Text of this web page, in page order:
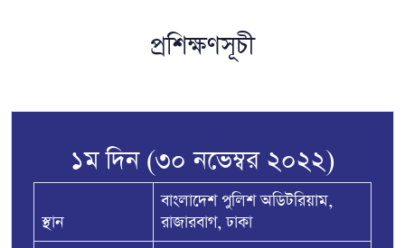
প্রশিক্ষণসূচী
১ম দিন (৩০ নভেম্বর ২০২২)
স্থান
বাংলাদেশ পুলিশ অডিটরিয়াম,
রাজারবাগ, ঢাকা